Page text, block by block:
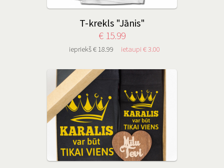
T-krekls "Jānis"
€ 15.99
iepriekš € 18.99 ietaupi € 3.00